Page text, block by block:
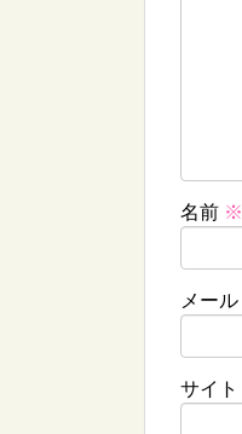
名前 ※
メール
サイト